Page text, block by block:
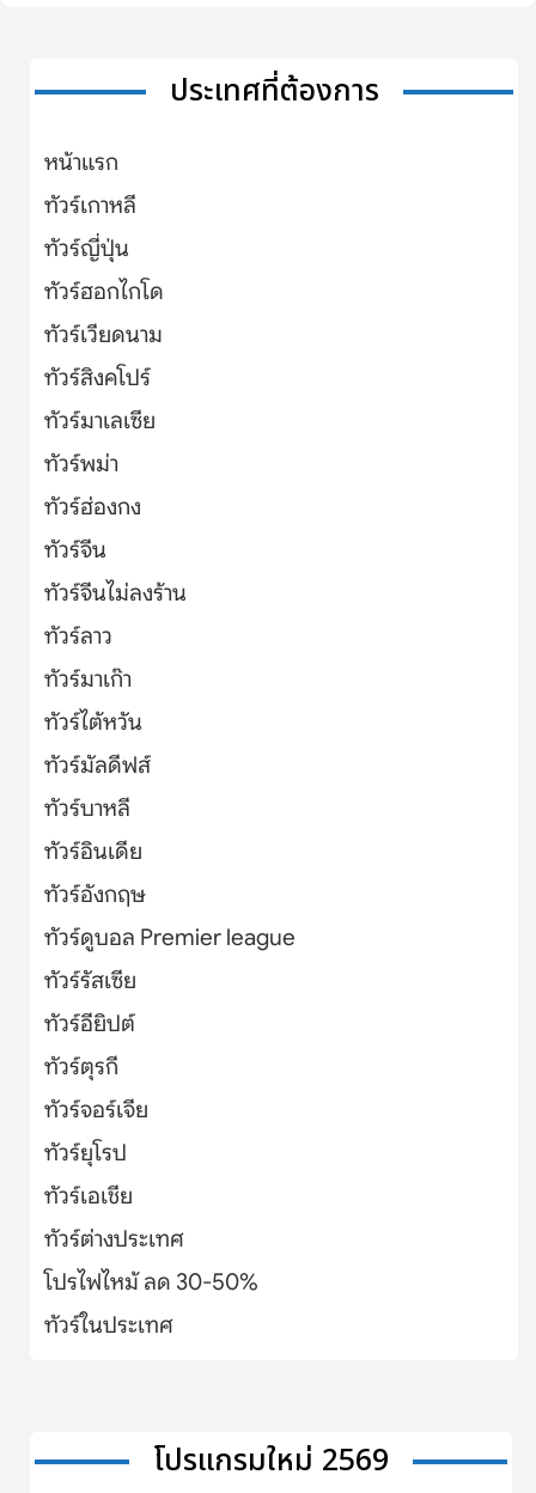
ประเทศที่ต้องการ
หน้าแรก
ทัวร์เกาหลี
ทัวร์ญี่ปุ่น
ทัวร์ฮอกไกโด
ทัวร์เวียดนาม
ทัวร์สิงคโปร์
ทัวร์มาเลเซีย
ทัวร์พม่า
ทัวร์ฮ่องกง
ทัวร์จีน
ทัวร์จีนไม่ลงร้าน
ทัวร์ลาว
ทัวร์มาเก๊า
ทัวร์ไต้หวัน
ทัวร์มัลดีฟส์
ทัวร์บาหลี
ทัวร์อินเดีย
ทัวร์อังกฤษ
ทัวร์ดูบอล Premier league
ทัวร์รัสเซีย
ทัวร์อียิปต์
ทัวร์ตุรกี
ทัวร์จอร์เจีย
ทัวร์ยุโรป
ทัวร์เอเชีย
ทัวร์ต่างประเทศ
โปรไฟไหม้ ลด 30-50%
ทัวร์ในประเทศ
โปรแกรมใหม่ 2569